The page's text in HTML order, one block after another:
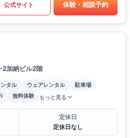
公式サイト 体験・相談予約
2加納ビル2階
タル ウェアレンタル
駐車場
無料体験 もっと見る
定休日
定休日なし